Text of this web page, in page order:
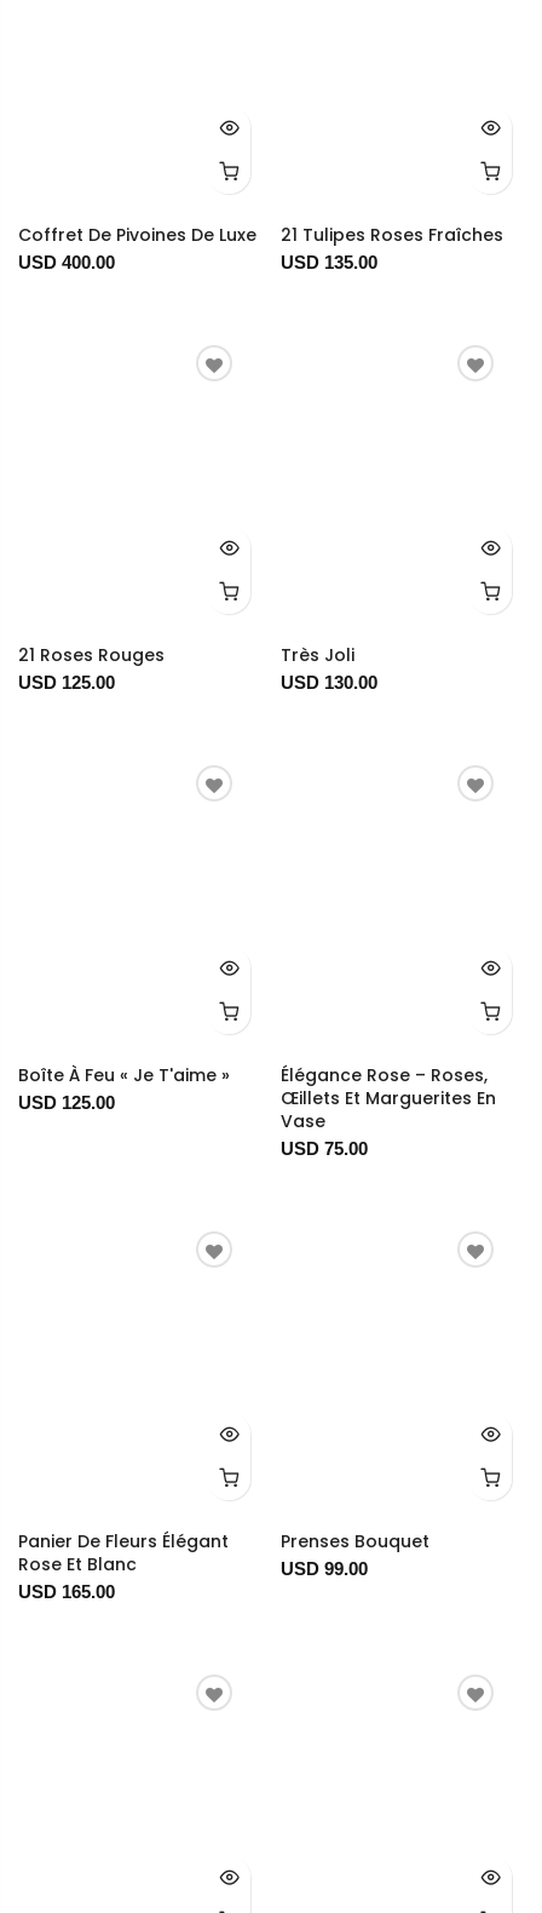
Coffret De Pivoines De Luxe
USD 400.00
21 Tulipes Roses Fraîches
USD 135.00
21 Roses Rouges
USD 125.00
Très Joli
USD 130.00
Boîte À Feu « Je T'aime »
USD 125.00
Élégance Rose – Roses,
Œillets Et Marguerites En
Vase
USD 75.00
Panier De Fleurs Élégant
Rose Et Blanc
USD 165.00
Prenses Bouquet
USD 99.00